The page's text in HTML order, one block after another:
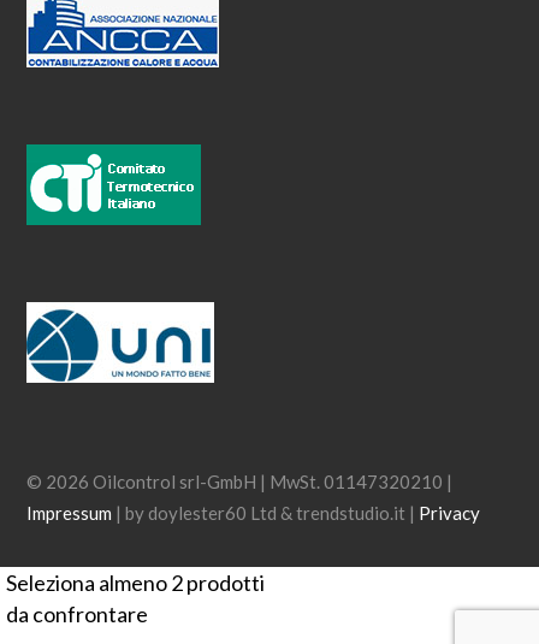
© 2026 Oilcontrol srl-GmbH | MwSt. 01147320210 |
Impressum | by doylester60 Ltd & trendstudio.it | Privacy
Seleziona almeno 2 prodotti
da confrontare